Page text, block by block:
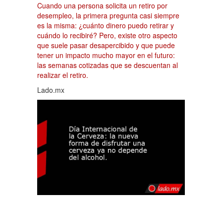
Cuando una persona solicita un retiro por
desempleo, la primera pregunta casi siempre
es la misma: ¿cuánto dinero puedo retirar y
cuándo lo recibiré? Pero, existe otro aspecto
que suele pasar desapercibido y que puede
tener un impacto mucho mayor en el futuro:
las semanas cotizadas que se descuentan al
realizar el retiro.
Lado.mx